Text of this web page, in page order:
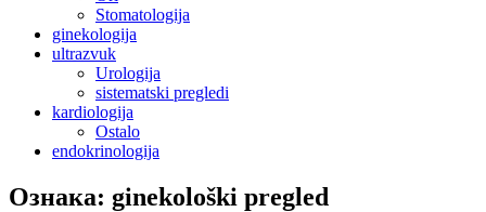
Stomatologija
ginekologija
ultrazvuk
Urologija
sistematski pregledi
kardiologija
Ostalo
endokrinologija
Ознака: ginekološki pregled